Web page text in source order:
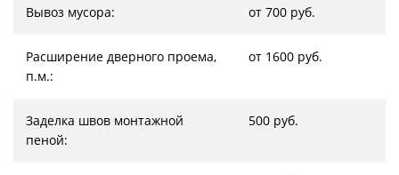
Вывоз мусора: от 700 руб.
Расширение дверного проема,
п.м.:
от 1600 руб.
Заделка швов монтажной
пеной:
500 руб.